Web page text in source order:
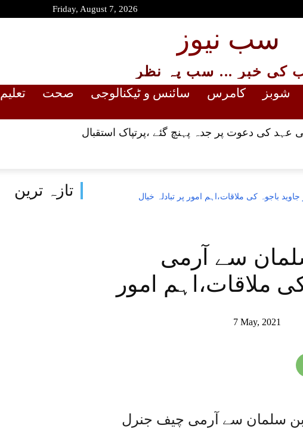
Friday, August 7, 2026
سب نیوز
کی خبر ... سب پہ نظر
شوبز کامرس سائنس و ٹیکنالوجی صحت تعلیم
کی دعوت پر جدہ پہنچ گئے ،پرتپاک استقبال
تازہ ترین باجوہ کی ملاقات،اہم امور پر تبادلہ خیال
سے آرمی
ملاقات،اہم امور
7 May, 2021
سلمان سے آرمی چیف جنرل